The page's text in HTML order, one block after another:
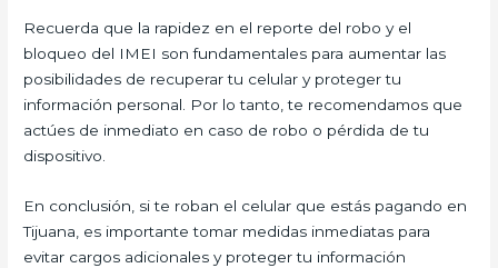
Recuerda que la rapidez en el reporte del robo y el
bloqueo del IMEI son fundamentales para aumentar las
posibilidades de recuperar tu celular y proteger tu
información personal. Por lo tanto, te recomendamos que
actúes de inmediato en caso de robo o pérdida de tu
dispositivo.
En conclusión, si te roban el celular que estás pagando en
Tijuana, es importante tomar medidas inmediatas para
evitar cargos adicionales y proteger tu información